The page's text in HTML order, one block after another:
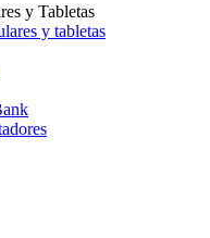
y Tabletas
y tabletas